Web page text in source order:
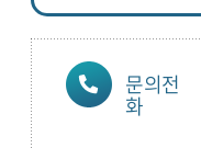
문의전
화